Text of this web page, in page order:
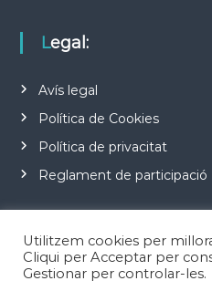
Legal:
Avís legal
Política de Cookies
Política de privacitat
Reglament de participació
Utilitzem cookies per
Cliqui per Acceptar per
Gestionar per controlar-les.